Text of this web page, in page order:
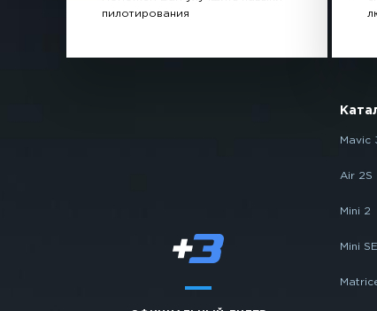
пилотирования
Mavic
Air 2S
Mini 2
Mini SE